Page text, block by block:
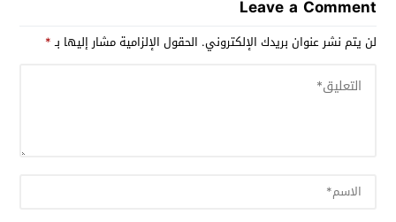
Leave a Comment
لن يتم نشر عنوان بريدك الإلكتروني. الحقول الإلزامية مشار إليها بـ*